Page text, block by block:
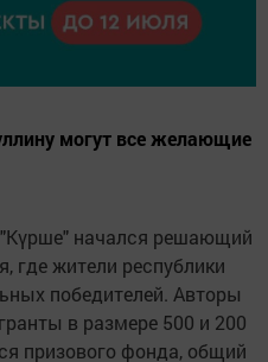
могут все желающие
"Күрше" начался решающий
где жители республики
победителей. Авторы
в размере 500 и 200
призового фонда, общий